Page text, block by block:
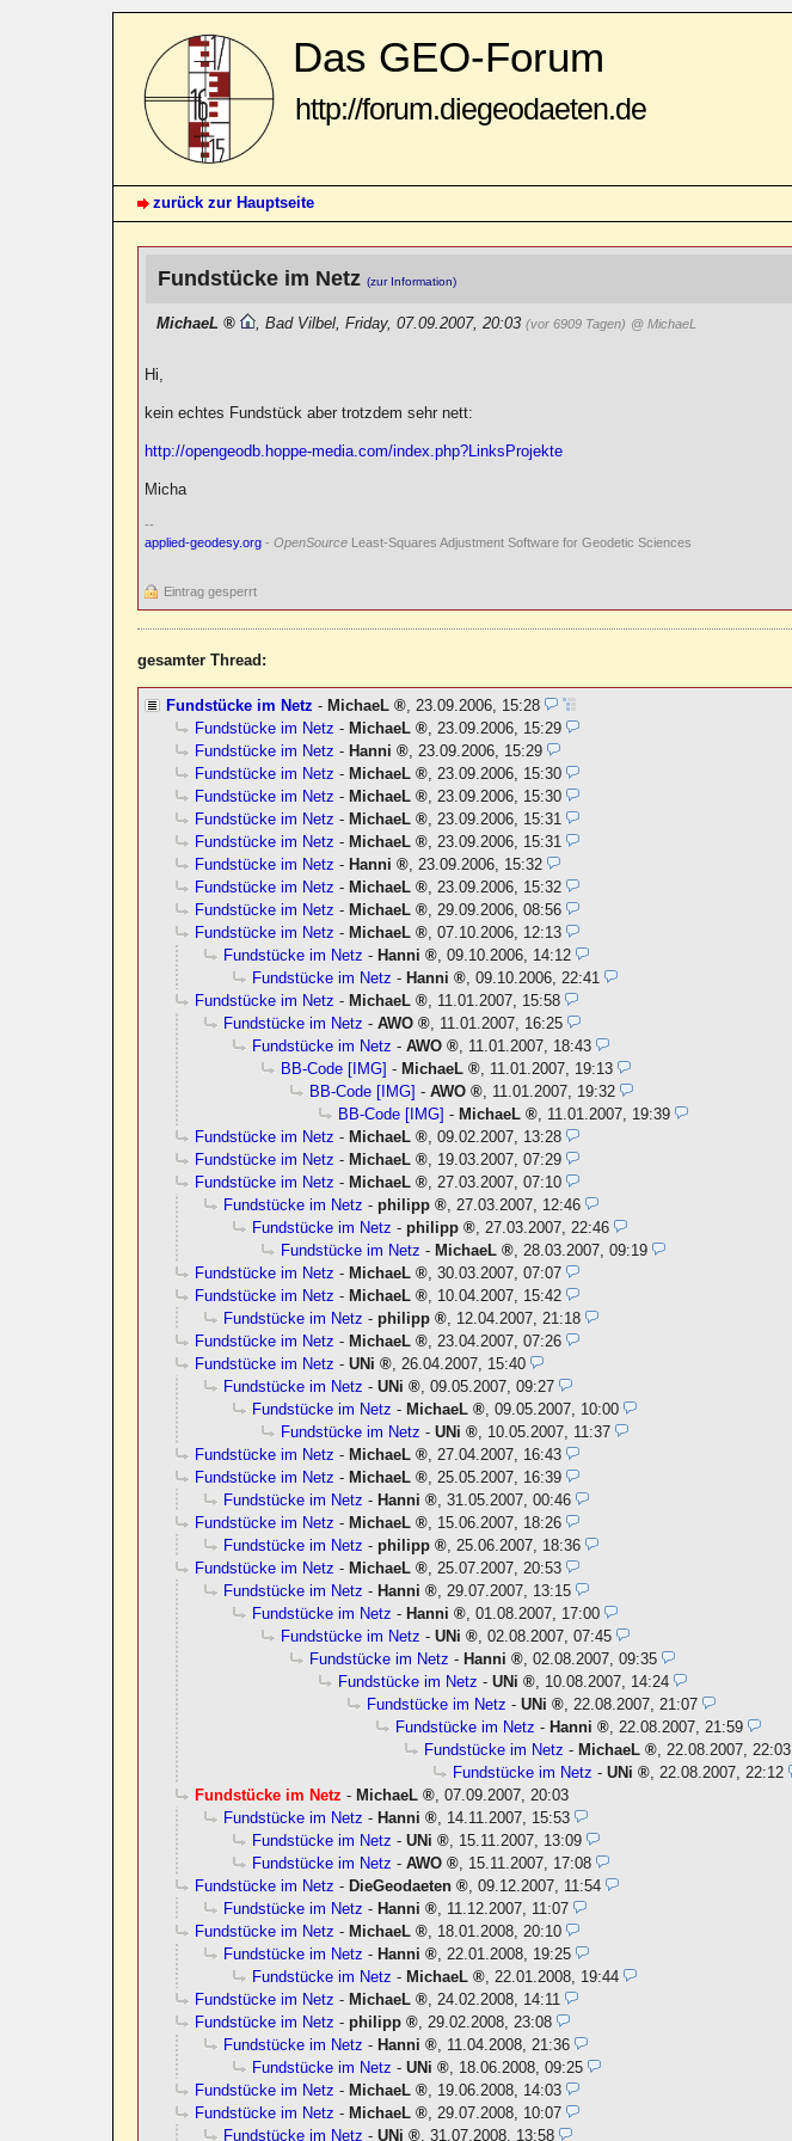
Das GEO-Forum
http://forum.diegeodaeten.de
zurück zur Hauptseite
Fundstücke im Netz(zur Information)
MichaeL ,Bad Vilbel ,Friday, 07.09.2007, 20:03(vor 6909 Tagen) @ MichaeL
Hi,
kein echtes Fundstück aber trotzdem sehr nett:
http://opengeodb.hoppe-media.com/index.php?LinksProjekte
Micha
--
applied-geodesy.org -OpenSource Least-Squares Adjustment Software for Geodetic Sciences
Eintrag gesperrt
gesamter Thread:
Fundstücke im Netz - MichaeL ,23.09.2006, 15:28
Fundstücke im Netz - MichaeL ,23.09.2006, 15:29
Fundstücke im Netz - Hanni ,23.09.2006, 15:29
Fundstücke im Netz - MichaeL ,23.09.2006, 15:30
Fundstücke im Netz - MichaeL ,23.09.2006, 15:30
Fundstücke im Netz - MichaeL ,23.09.2006, 15:31
Fundstücke im Netz - MichaeL ,23.09.2006, 15:31
Fundstücke im Netz - Hanni ,23.09.2006, 15:32
Fundstücke im Netz - MichaeL ,23.09.2006, 15:32
Fundstücke im Netz - MichaeL ,29.09.2006, 08:56
Fundstücke im Netz - MichaeL ,07.10.2006, 12:13
Fundstücke im Netz - Hanni ,09.10.2006, 14:12
Fundstücke im Netz - Hanni ,09.10.2006, 22:41
Fundstücke im Netz - MichaeL , 11.01.2007, 15:58
Fundstücke im Netz -AWO , 11.01.2007, 16:25
Fundstücke im Netz -AWO , 11.01.2007, 18:43
BB-Code [IMG] - MichaeL , 11.01.2007, 19:13
BB-Code [IMG] -AWO , 11.01.2007, 19:32
BB-Code [IMG] - MichaeL , 11.01.2007, 19:39
Fundstücke im Netz - MichaeL ,09.02.2007, 13:28
Fundstücke im Netz - MichaeL , 19.03.2007, 07:29
Fundstücke im Netz - MichaeL ,27.03.2007, 07:10
Fundstücke im Netz -philipp ,27.03.2007, 12:46
Fundstücke im Netz -philipp ,27.03.2007, 22:46
Fundstücke im Netz - MichaeL ,28.03.2007, 09:19
Fundstücke im Netz - MichaeL ,30.03.2007, 07:07
Fundstücke im Netz - MichaeL , 10.04.2007, 15:42
Fundstücke im Netz -philipp , 12.04.2007, 21:18
Fundstücke im Netz - MichaeL ,23.04.2007, 07:26
Fundstücke im Netz -UNi ,26.04.2007, 15:40
Fundstücke im Netz -UNi ,09.05.2007, 09:27
Fundstücke im Netz - MichaeL ,09.05.2007, 10:00
Fundstücke im Netz -UNi , 10.05.2007, 11:37
Fundstücke im Netz - MichaeL ,27.04.2007, 16:43
Fundstücke im Netz - MichaeL ,25.05.2007, 16:39
Fundstücke im Netz - Hanni ,31.05.2007, 00:46
Fundstücke im Netz - MichaeL , 15.06.2007, 18:26
Fundstücke im Netz -philipp ,25.06.2007, 18:36
Fundstücke im Netz - MichaeL ,25.07.2007, 20:53
Fundstücke im Netz - Hanni ,29.07.2007, 13:15
Fundstücke im Netz - Hanni ,01.08.2007, 17:00
Fundstücke im Netz -UNi ,02.08.2007, 07:45
Fundstücke im Netz - Hanni ,02.08.2007, 09:35
Fundstücke im Netz -UNi , 10.08.2007, 14:24
Fundstücke im Netz -UNi ,22.08.2007, 21:07
Fundstücke im Netz - Hanni ,22.08.2007, 21:59
Fundstücke im Netz - MichaeL ,22.08.2007, 22:03
Fundstücke im Netz -UNi ,22.08.2007, 22:12
Fundstücke im Netz - MichaeL ,07.09.2007, 20:03
Fundstücke im Netz - Hanni , 14.11.2007, 15:53
Fundstücke im Netz -UNi , 15.11.2007, 13:09
Fundstücke im Netz -AWO , 15.11.2007, 17:08
Fundstücke im Netz - DieGeodaeten ,09.12.2007, 11:54
Fundstücke im Netz - Hanni , 11.12.2007, 11:07
Fundstücke im Netz - MichaeL , 18.01.2008, 20:10
Fundstücke im Netz - Hanni ,22.01.2008, 19:25
Fundstücke im Netz - MichaeL ,22.01.2008, 19:44
Fundstücke im Netz - MichaeL ,24.02.2008, 14:11
Fundstücke im Netz -philipp ,29.02.2008, 23:08
Fundstücke im Netz - Hanni , 11.04.2008, 21:36
Fundstücke im Netz -UNi , 18.06.2008, 09:25
Fundstücke im Netz - MichaeL , 19.06.2008, 14:03
Fundstücke im Netz - MichaeL ,29.07.2008, 10:07
Fundstücke im Netz -UNi ,31.07.2008, 13:58